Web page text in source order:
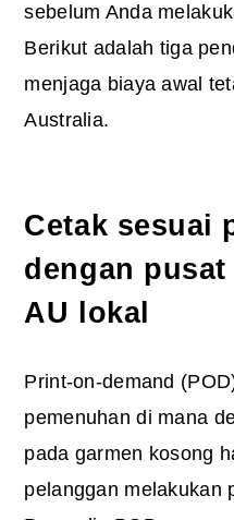
sebelum Anda
Berikut adalah tiga
menjaga biaya awal
Australia.
Cetak sesuai
dengan pusat
AU lokal
Print-on-demand
pemenuhan di mana
pada garmen kosong
pelanggan melakukan